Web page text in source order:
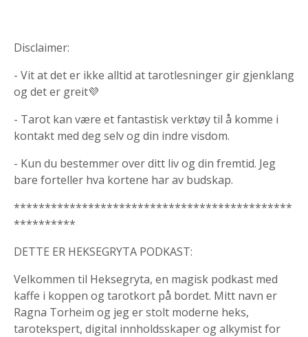
Disclaimer:
- Vit at det er ikke alltid at tarotlesninger gir gjenklang
og det er greit💜
- Tarot kan være et fantastisk verktøy til å komme i
kontakt med deg selv og din indre visdom.
- Kun du bestemmer over ditt liv og din fremtid. Jeg
bare forteller hva kortene har av budskap.
*********************************************
**********
DETTE ER HEKSEGRYTA PODKAST:
Velkommen til Heksegryta, en magisk podkast med
kaffe i koppen og tarotkort på bordet. Mitt navn er
Ragna Torheim og jeg er stolt moderne heks,
tarotekspert, digital innholdsskaper og alkymist for